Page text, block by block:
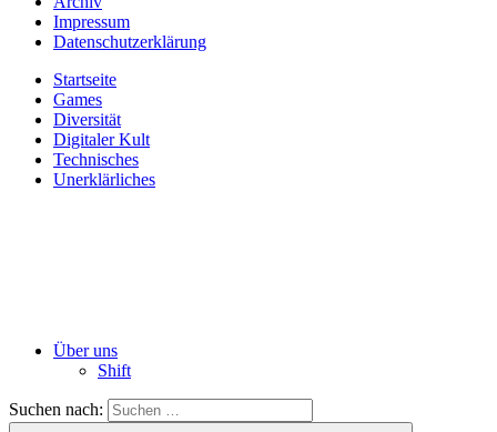
Impressum
Datenschutzerklärung
Startseite
Games
Diversität
Digitaler Kult
Technisches
Unerklärliches
Über uns
Shift
Suchen nach: